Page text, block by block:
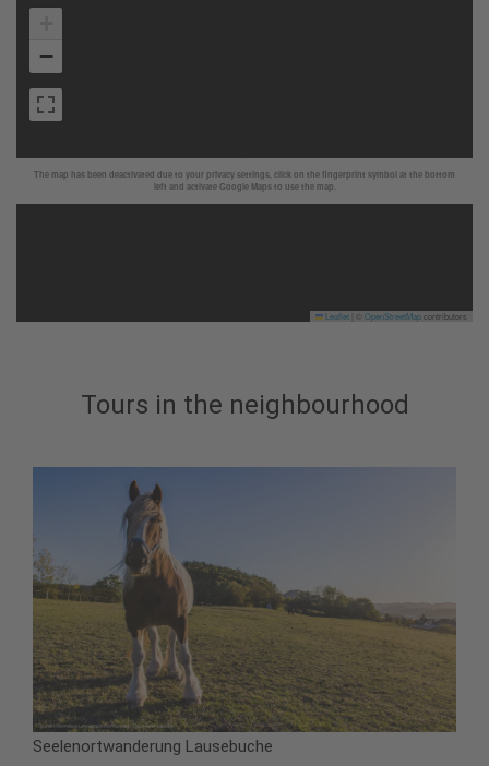
The map has been deactivated due to your privacy settings, click on the fingerprint symbol at the bottom
left and activate Google Maps to use the map.
−
Leaflet OpenStreetMapcontributors
Tours in the neighbourhood
Seelenortwanderung Lausebuche